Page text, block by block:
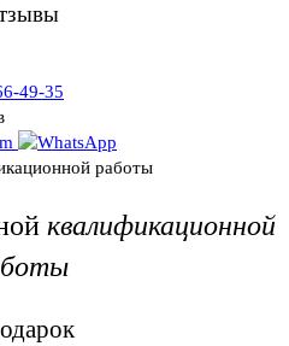
49-35
квалификационной